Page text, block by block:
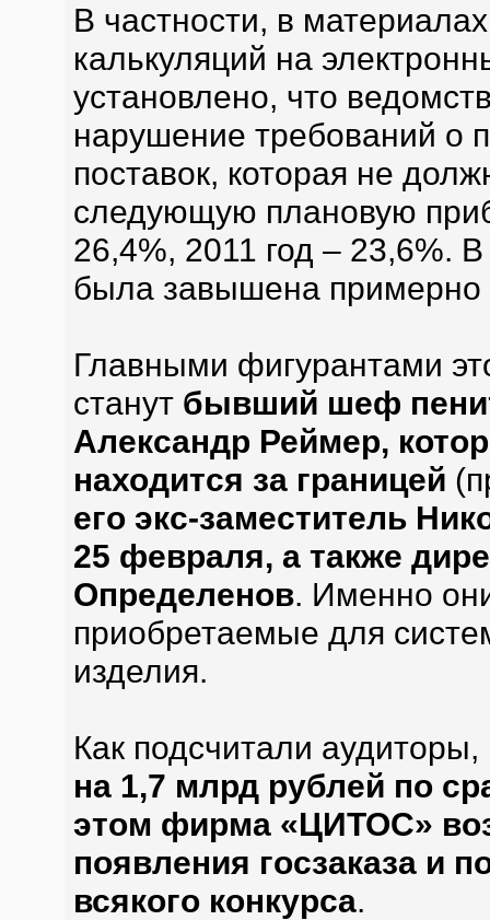
В частности, в
калькуляций на
установлено, что
нарушение требований о
поставок, которая не
следующую плановую
26,4%, 2011 год – 23,6%.
была завышена примерно
Главными фигурантами
станут бывший шеф
Александр Реймер,
находится за границей
его экс-заместитель
25 февраля, а также
Определенов. Именно
приобретаемые для
изделия.
Как подсчитали аудиторы,
на 1,7 млрд рублей по
этом фирма «ЦИТОС»
появления госзаказа и
всякого конкурса.